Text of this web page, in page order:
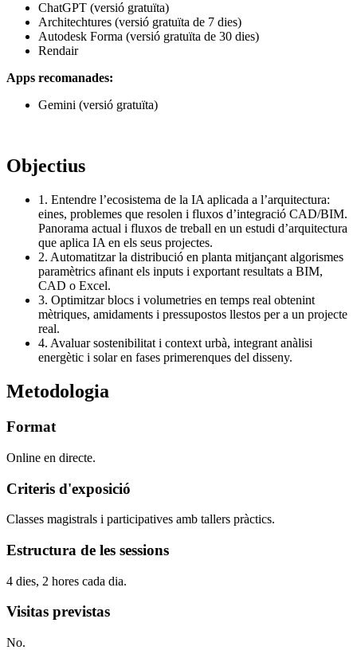
ChatGPT (versió gratuïta)
Architechtures (versió gratuïta de 7 dies)
Autodesk Forma (versió gratuïta de 30 dies)
Rendair
Apps recomanades:
Gemini (versió gratuïta)
Objectius
1. Entendre l’ecosistema de la IA aplicada a l’arquitectura:
eines, problemes que resolen i fluxos d’integració CAD/BIM.
Panorama actual i fluxos de treball en un estudi d’arquitectura
que aplica IA en els seus projectes.
2. Automatitzar la distribució en planta mitjançant algorismes
paramètrics afinant els inputs i exportant resultats a BIM,
CAD o Excel.
3. Optimitzar blocs i volumetries en temps real obtenint
mètriques, amidaments i pressupostos llestos per a un projecte
real.
4. Avaluar sostenibilitat i context urbà, integrant anàlisi
energètic i solar en fases primerenques del disseny.
Metodologia
Format
Online en directe.
Criteris d'exposició
Classes magistrals i participatives amb tallers pràctics.
Estructura de les sessions
4 dies, 2 hores cada dia.
Visitas previstas
No.